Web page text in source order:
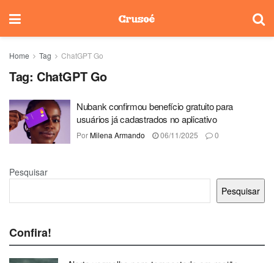
Home Tag ChatGPT Go
Tag: ChatGPT Go
Nubank confirmou benefício gratuito para
usuários já cadastrados no aplicativo
PorMilena Armando 06/11/2025 0
Pesquisar
Pesquisar
Confira!